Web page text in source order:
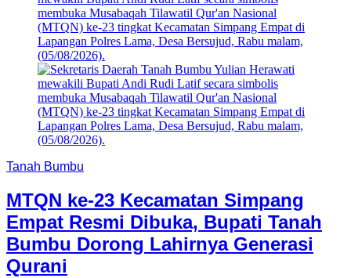
Tanah Bumbu
MTQN ke-23 Kecamatan Simpang
Empat Resmi Dibuka, Bupati Tanah
Bumbu Dorong Lahirnya Generasi
Qurani